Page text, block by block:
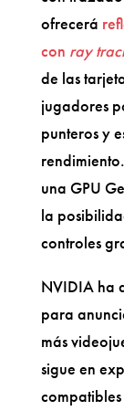
ofrecerá
con ray
de las
jugadores
punteros y
una GPU
la
controles
NVIDIA ha
para
más
sigue en